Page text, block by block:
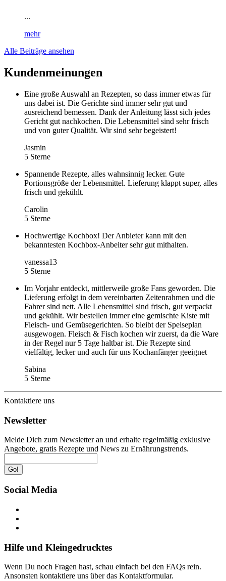
...
mehr
Alle Beiträge ansehen
Kundenmeinungen
Eine große Auswahl an Rezepten, so dass immer etwas für
uns dabei ist. Die Gerichte sind immer sehr gut und
ausreichend bemessen. Dank der Anleitung lässt sich jedes
Gericht gut nachkochen. Die Lebensmittel sind sehr frisch
und von guter Qualität. Wir sind sehr begeistert!
Jasmin
5 Sterne
Spannende Rezepte, alles wahnsinnig lecker. Gute
Portionsgröße der Lebensmittel. Lieferung klappt super, alles
frisch und gekühlt.
Carolin
5 Sterne
Hochwertige Kochbox! Der Anbieter kann mit den
bekanntesten Kochbox-Anbeiter sehr gut mithalten.
vanessa13
5 Sterne
Im Vorjahr entdeckt, mittlerweile große Fans geworden. Die
Lieferung erfolgt in dem vereinbarten Zeitenrahmen und die
Fahrer sind nett. Alle Lebensmittel sind frisch, gut verpackt
und gekühlt. Wir bestellen immer eine gemischte Kiste mit
Fleisch- und Gemüsegerichten. So bleibt der Speiseplan
ausgewogen. Fleisch & Fisch kochen wir zuerst, da die Ware
in der Regel nur 5 Tage haltbar ist. Die Rezepte sind
vielfältig, lecker und auch für uns Kochanfänger geeignet
Sabina
5 Sterne
Kontaktiere uns
Newsletter
Melde Dich zum Newsletter an und erhalte regelmäßig exklusive
Angebote, gratis Rezepte und News zu Ernährungstrends.
Go!
Social Media
Hilfe und Kleingedrucktes
Wenn Du noch Fragen hast, schau einfach bei den FAQs rein.
Ansonsten kontaktiere uns über das Kontaktformular.